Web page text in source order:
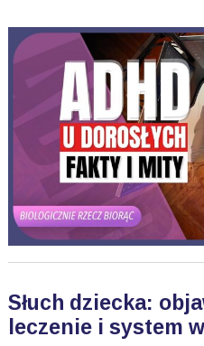
Słuch dziecka:
leczenie i system